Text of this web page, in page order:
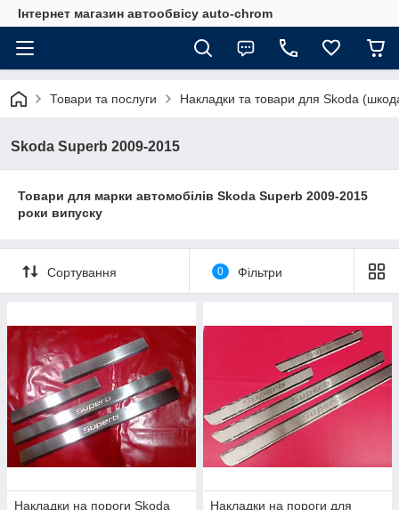
Інтернет магазин автообвісу auto-chrom
Товари та послуги Накладки та товари для Skoda
Skoda Superb 2009-2015
Товари для марки автомобілів Skoda Superb 2009-2015
роки випуску
Сортування 0 Фільтри
Накладки на пороги Skoda
Накладки на пороги для